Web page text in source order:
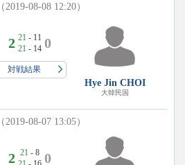
（2019-08-08 12:20）
2 21 - 11
21 - 14 0
対戦結果
Hye Jin CHOI
大韓民国
（2019-08-07 13:05）
2 21 - 8 0